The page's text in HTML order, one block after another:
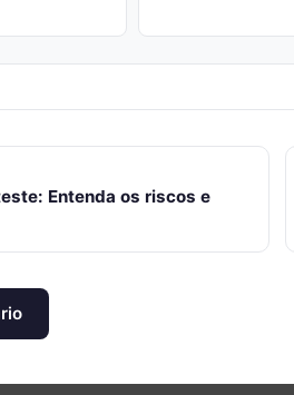
Entenda os riscos e